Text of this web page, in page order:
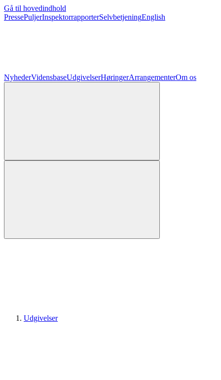
Gå til hovedindhold
PressePuljerInspektorrapporterSelvbetjeningEnglish
NyhederVidensbaseUdgivelserHøringerArrangementerOm os
Udgivelser